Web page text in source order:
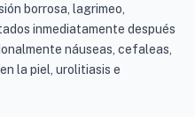
borrosa, lagrimeo,
inmediatamente después
náuseas, cefaleas,
la piel, urolitiasis e